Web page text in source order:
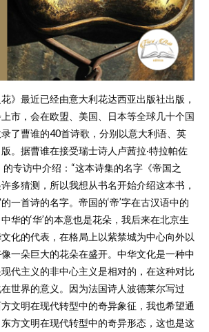
》最近已经由意大利花达西亚出版社出版，
市，会在欧盟、美国、日本等全球几十个国
了曹谁的40首诗歌，分别以意大利语、英
。据曹谁在接受瑞士诗人卢茜拉·特拉帕佐
的专访中介绍：“这本诗集的名字《帝国之
多猜测，所以我想从书名开始介绍这本书，
一首诗的名字。帝国的‘帝’字在古汉语中的
华的‘华’的本意也是花朵，我后来在北京生
化的代表，在格局上以紫禁城为中心向外以
一朵巨大的花朵在盛开。中华文化是一种中
代主义的非中心主义是相对的，在这种对比
世界的意义。因为法国诗人波德莱尔写过
方文明在现代转型中的奇异象征，我也希望通
方文明在现代转型中的奇异形态，这也是这